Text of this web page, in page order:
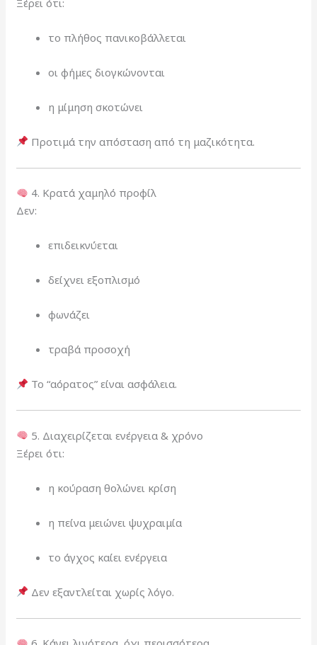
το πλήθος πανικοβάλλεται
οι φήμες διογκώνονται
η μίμηση σκοτώνει
Προτιμά την απόσταση από τη μαζικότητα.
4. Κρατά χαμηλό προφίλ
Δεν:
επιδεικνύεται
δείχνει εξοπλισμό
φωνάζει
τραβά προσοχή
Το “αόρατος” είναι ασφάλεια.
5. Διαχειρίζεται ενέργεια & χρόνο
Ξέρει ότι:
η κούραση θολώνει κρίση
η πείνα μειώνει ψυχραιμία
το άγχος καίει ενέργεια
Δεν εξαντλείται χωρίς λόγο.